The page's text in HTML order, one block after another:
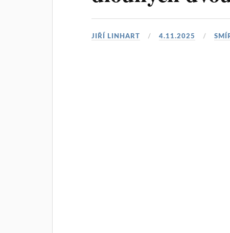
JIŘÍ LINHART 4.11.2025